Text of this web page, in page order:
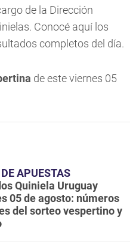
de la Dirección
Conocé aquí los
completos del día.
de este viernes 05
APUESTAS
Quiniela Uruguay
05 de agosto: números
del sorteo vespertino y